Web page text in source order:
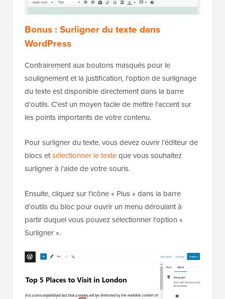
Bonus : Surligner du texte dans
WordPress
Contrairement aux boutons masqués pour le
soulignement et la justification, l'option de surlignage
du texte est disponible directement dans la barre
d'outils. C'est un moyen facile de mettre l'accent sur
les points importants de votre contenu.
Pour surligner du texte, vous devez ouvrir l’éditeur de
blocs etsélectionner le texteque vous souhaitez
surligner à l’aide de votre souris.
Ensuite, cliquez sur l'icône « Plus » dans la barre
d'outils du bloc pour ouvrir un menu déroulant à
partir duquel vous pouvez sélectionner l'option «
Surligner ».